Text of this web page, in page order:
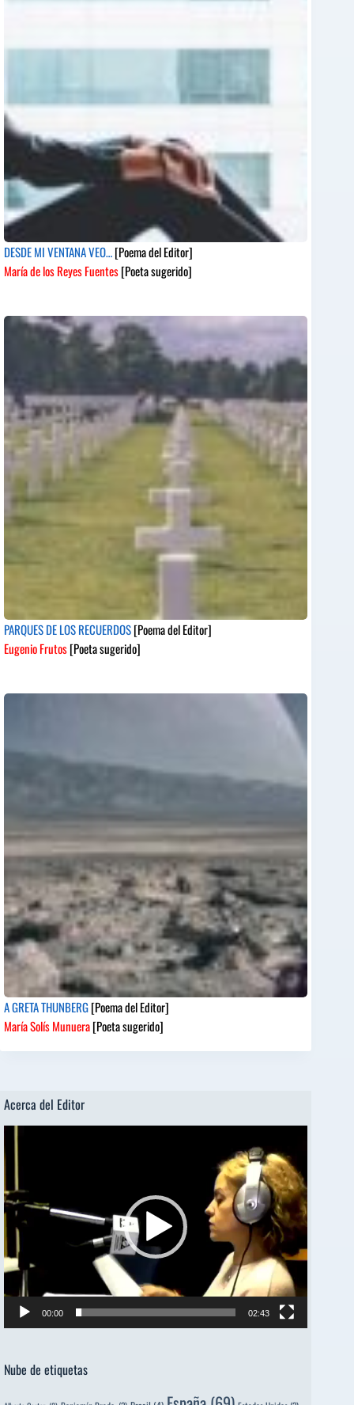
DESDE MI VENTANA VEO…[Poema del Editor]
María de los Reyes Fuentes[Poeta sugerido]
PARQUES DE LOS RECUERDOS[Poema del Editor]
Eugenio Frutos[Poeta sugerido]
A GRETA THUNBERG[Poema del Editor]
María Solís Munuera[Poeta sugerido]
Acerca del Editor
de
vídeo
00:00 02:43
Nube de etiquetas